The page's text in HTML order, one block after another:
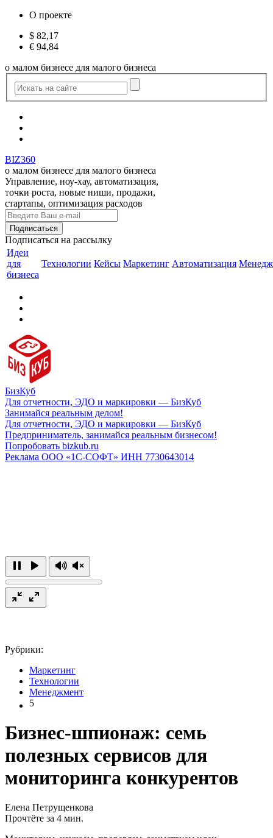
О проекте
$ 82,17
€ 94,84
о малом бизнесе для малого бизнеса
BIZ360
о малом бизнесе для малого бизнеса
Управление, ноу-хау, автоматизация,
точки роста, новые ниши, продажи,
стартапы, оптимизация расходов
Подписаться на рассылку
Идеи
для
бизнеса
Технологии Кейсы Маркетинг Автоматизация
БизКуб
Для отчетности, ЭДО и маркировки — БизКуб
Занимайся реальным делом!
Для отчетности, ЭДО и маркировки — БизКуб
Предприниматель, занимайся реальным бизнесом!
Попробовать bizkub.ru
Реклама ООО «1С-СОФТ» ИНН 7730643014
Рубрики:
Маркетинг
Технологии
Менеджмент
5
Бизнес-шпионаж: семь
полезных сервисов для
мониторинга конкурентов
Елена Петрущенкова
Прочтёте за 4 мин.